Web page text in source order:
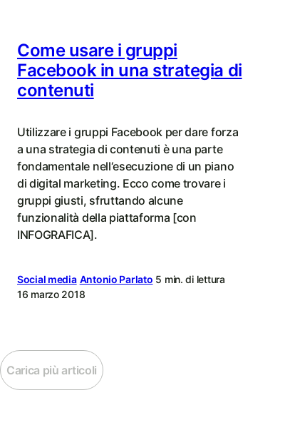
Come usare i gruppi
Facebook in una strategia di
contenuti
Utilizzare i gruppi Facebook per dare forza
a una strategia di contenuti è una parte
fondamentale nell‘esecuzione di un piano
di digital marketing. Ecco come trovare i
gruppi giusti, sfruttando alcune
funzionalità della piattaforma [con
INFOGRAFICA].
Social media Antonio Parlato 5 min. di lettura
16 marzo 2018
Carica più articoli